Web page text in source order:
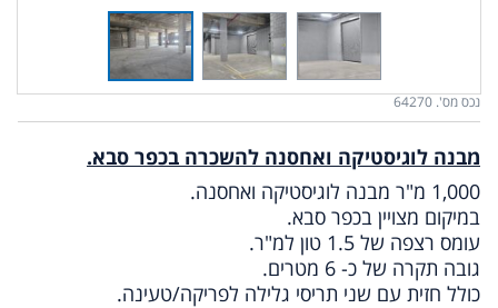
נכס מס'. 64270
מבנה לוגיסטיקה ואחסנה להשכרה בכפר סבא.
1,000 מ"ר מבנה לוגיסטיקה ואחסנה.
במיקום מצויין בכפר סבא.
עומס רצפה של 1.5 טון למ"ר.
גובה תקרה של כ- 6 מטרים.
כולל חזית עם שני תריסי גלילה לפריקה/טעינה.